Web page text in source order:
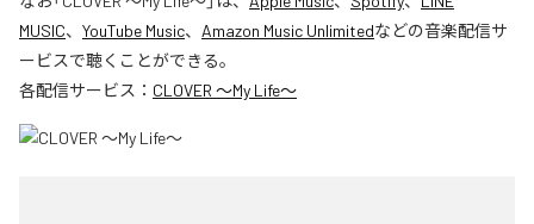
MUSIC、 YouTube Music、 Amazon Music Unlimitedなどの音楽配信サ
ービスで聴くことができる。
各配信サービス： CLOVER ～My Life～